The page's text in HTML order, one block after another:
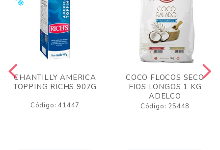
CHANTILLY AMERICA
TOPPING RICHS 907G
Código: 41447
COCO FLOCOS SECO
FIOS LONGOS 1 KG
ADELCO
Código: 25448